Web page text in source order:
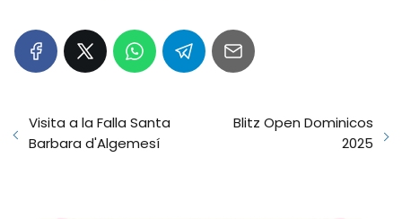
Visita a la Falla Santa
Barbara d'Algemesí
Blitz Open Dominicos
2025